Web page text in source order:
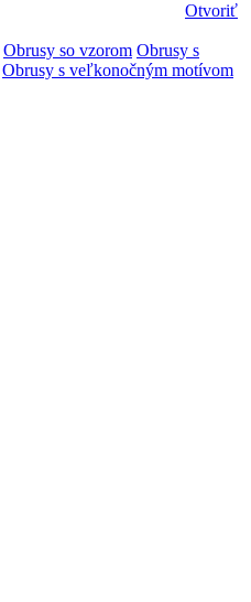
Otvoriť
Obrusy so vzorom Obrusy s
Obrusy s veľkonočným motívom